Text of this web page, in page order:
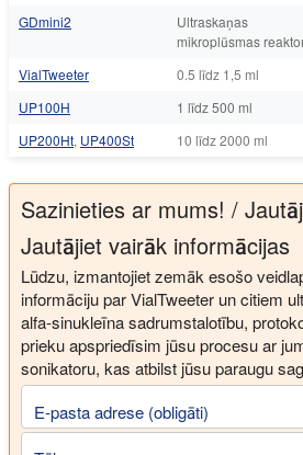
GDmini2
Ultraskaņas
mikroplūsmas
VialTweeter 0.5 līdz 1,5 ml
UP100H
1 līdz 500 ml
UP200Ht, UP400St 10 līdz 2000 ml
Sazinieties ar mums! /
Jautājiet vairāk informācijas
Lūdzu, izmantojiet zemāk esošo
informāciju par VialTweeter un citiem
alfa-sinukleīna sadrumstalotību,
prieku apspriedīsim jūsu procesu ar
sonikatoru, kas atbilst jūsu paraugu
E-pasta adrese (obligāti)